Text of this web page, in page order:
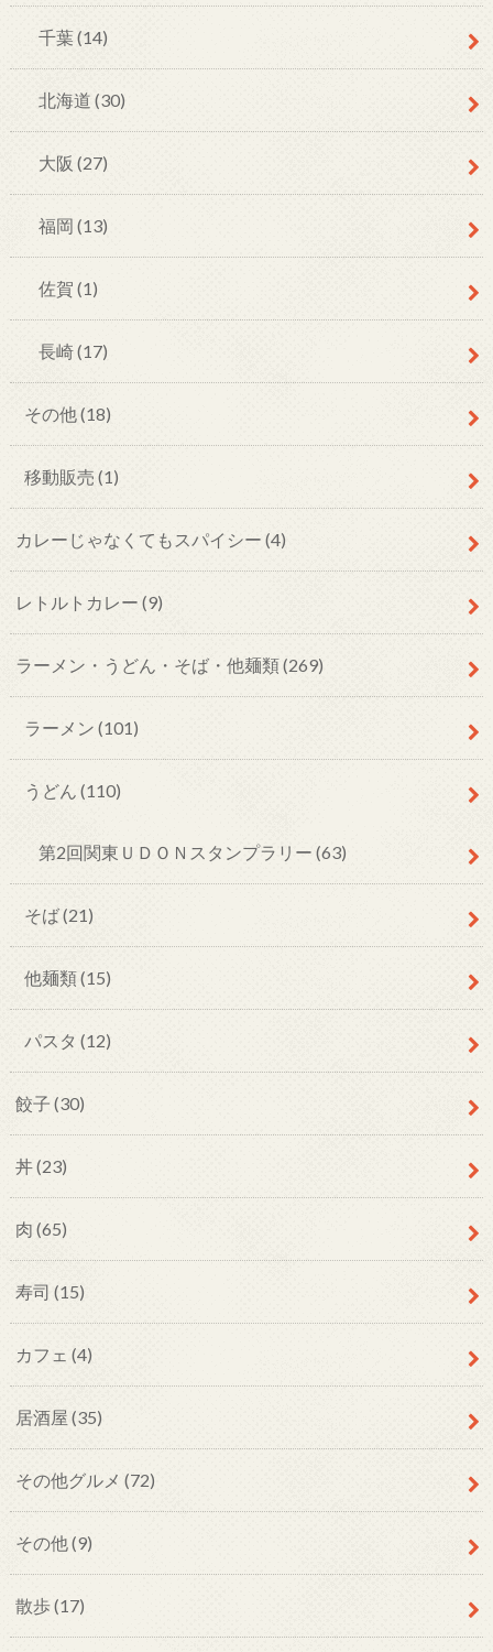
千葉(14)
北海道 (30)
大阪 (27)
福岡 (13)
佐賀 (1)
長崎(17)
その他(18)
移動販売 (1)
カレーじゃなくてもスパイシー (4)
レトルトカレー (9)
ラーメン・うどん・そば・他麺類(269)
ラーメン (101)
うどん (110)
第2回関東ＵＤＯＮスタンプラリー (63)
そば(21)
他麺類(15)
パスタ (12)
餃子 (30)
丼(23)
肉 (65)
寿司 (15)
カフェ (4)
居酒屋 (35)
その他グルメ (72)
その他(9)
散歩(17)